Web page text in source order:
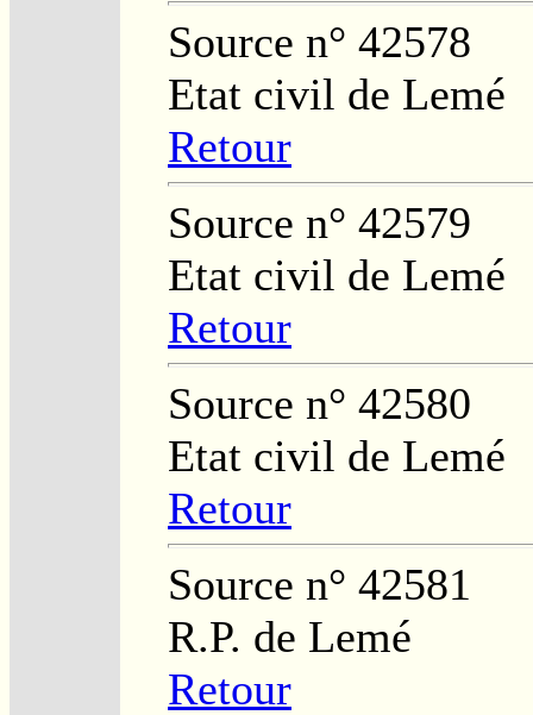
Source n° 42578
Etat civil de Lemé
Retour
Source n° 42579
Etat civil de Lemé
Retour
Source n° 42580
Etat civil de Lemé
Retour
Source n° 42581
R.P. de Lemé
Retour